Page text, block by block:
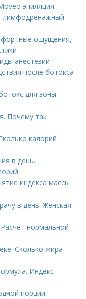
эпиляция
лимфодренажный
ощущения,
анестезии
после ботокса
для зоны
Почему так
калорий
в день.
индекса массы
в день. Женская
нормальной
Сколько жира
Индекс
порции.